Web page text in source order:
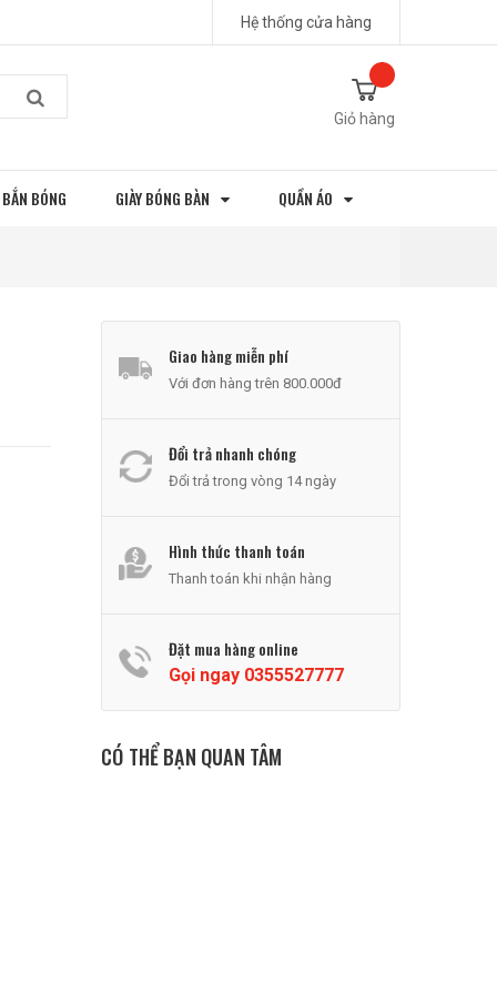
Hệ thống cửa hàng
Giỏ hàng
BÓNG GIÀY BÓNG BÀN QUẦN ÁO
Giao hàng miễn phí
Với đơn hàng trên 800.000đ
Đổi trả nhanh chóng
Đổi trả trong vòng 14 ngày
Hình thức thanh toán
Thanh toán khi nhận hàng
Đặt mua hàng online
Gọi ngay 0355527777
CÓ THỂ BẠN QUAN TÂM